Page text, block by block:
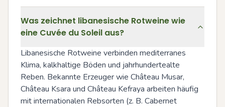
Was zeichnet libanesische Rotweine wie
eine Cuvée du Soleil aus?
Libanesische Rotweine verbinden mediterranes
Klima, kalkhaltige Böden und jahrhundertealte
Reben. Bekannte Erzeuger wie Château Musar,
Château Ksara und Château Kefraya arbeiten häufig
mit internationalen Rebsorten (z. B. Cabernet